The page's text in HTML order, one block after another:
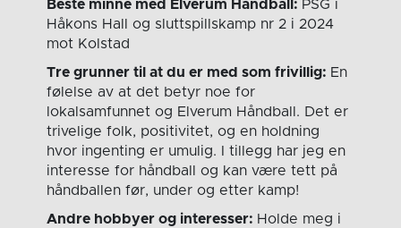
Beste minne med Elverum Håndball: PSG i
Håkons Hall og sluttspillskamp nr 2 i 2024
mot Kolstad
Tre grunner til at du er med som frivillig: En
følelse av at det betyr noe for
lokalsamfunnet og Elverum Håndball. Det er
trivelige folk, positivitet, og en holdning
hvor ingenting er umulig. I tillegg har jeg en
interesse for håndball og kan være tett på
håndballen før, under og etter kamp!
Andre hobbyer og interesser: Holde meg i